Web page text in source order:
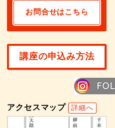
お問合せはこちら
講座の申込み方法
アクセスマップ 詳細へ